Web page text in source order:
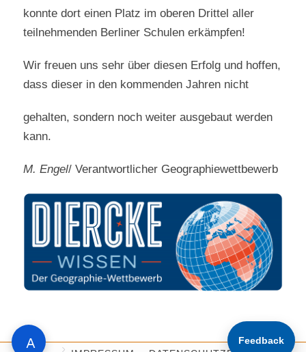
A
konnte dort einen Platz im oberen Drittel aller
teilnehmenden Berliner Schulen erkämpfen!
Wir freuen uns sehr über diesen Erfolg und hoffen,
dass dieser in den kommenden Jahren nicht
gehalten, sondern noch weiter ausgebaut werden
kann.
M. Engel/ Verantwortlicher Geographiewettbewerb
Feedback